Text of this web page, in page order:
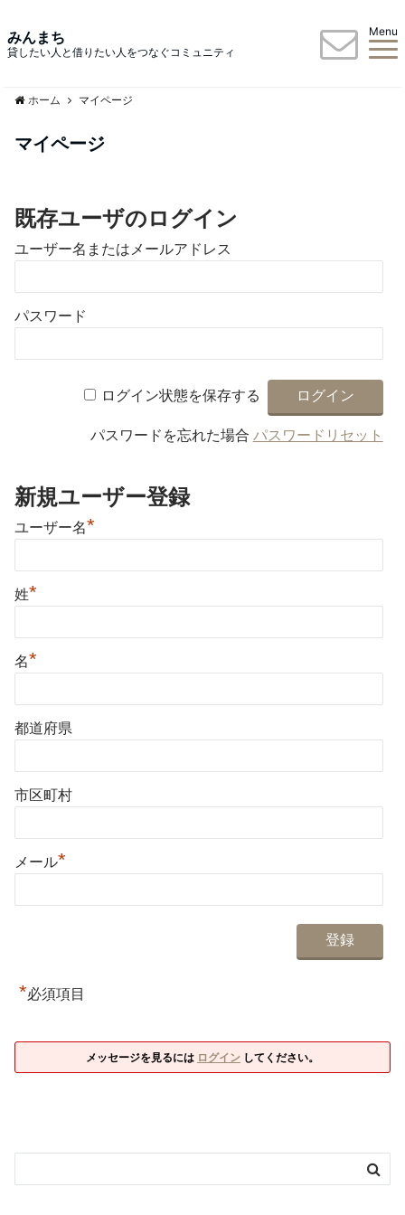
みんまち
貸したい人と借りたい人をつなぐコミュニティ
Menu
ホーム マイページ
マイページ
既存ユーザのログイン
ユーザー名またはメールアドレス
パスワード
ログイン状態を保存する
パスワードを忘れた場合 パスワードリセット
新規ユーザー登録
ユーザー名*
姓*
名*
都道府県
市区町村
メール*
*必須項目
メッセージを見るには ログイン してください。